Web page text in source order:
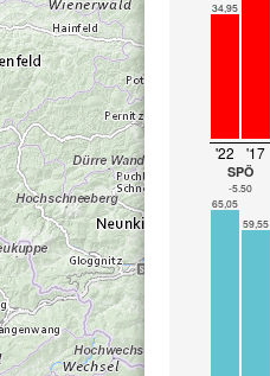
34,95
'22 '17
SPÖ
-5.50
65,05
59,55